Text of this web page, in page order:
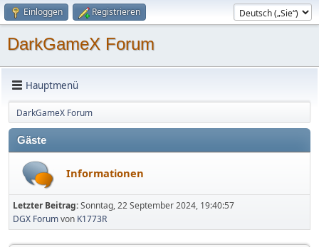
Einloggen Registrieren
DarkGameX Forum
Hauptmenü
DarkGameX Forum
Gäste
Informationen
Letzter Beitrag:Sonntag, 22 September 2024, 19:40:57
DGX Forumvon K1773R